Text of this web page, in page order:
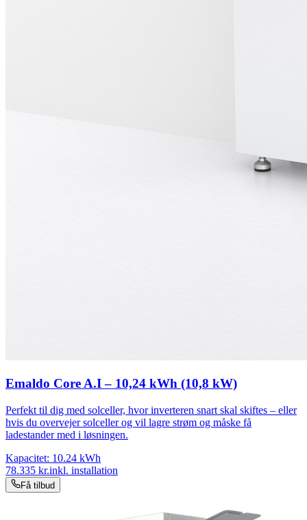
Emaldo Core A.I – 10,24 kWh (10,8 kW)
Perfekt til dig med solceller, hvor inverteren snart skal skiftes – eller
hvis du overvejer solceller og vil lagre strøm og måske få
ladestander med i løsningen.
Kapacitet: 10.24 kWh
78.335 kr.inkl. installation
Få tilbud